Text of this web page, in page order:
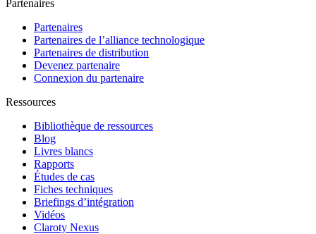
Partenaires
Partenaires
Partenaires de l’alliance technologique
Partenaires de distribution
Devenez partenaire
Connexion du partenaire
Ressources
Bibliothèque de ressources
Blog
Livres blancs
Rapports
Études de cas
Fiches techniques
Briefings d’intégration
Vidéos
Claroty Nexus